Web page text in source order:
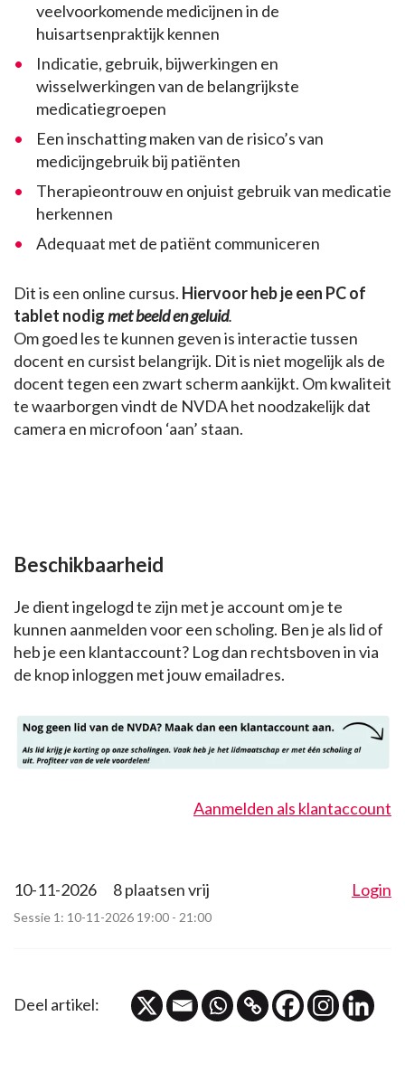
veelvoorkomende medicijnen in de
huisartsenpraktijk kennen
Indicatie, gebruik, bijwerkingen en
wisselwerkingen van de belangrijkste
medicatiegroepen
Een inschatting maken van de risico’s van
medicijngebruik bij patiënten
Therapieontrouw en onjuist gebruik van medicatie
herkennen
Adequaat met de patiënt communiceren
Dit is een online cursus. Hiervoor heb je een PC of
tablet nodigmet beeld en geluid.
Om goed les te kunnen geven is interactie tussen
docent en cursist belangrijk. Dit is niet mogelijk als de
docent tegen een zwart scherm aankijkt. Om kwaliteit
te waarborgen vindt de NVDA het noodzakelijk dat
camera en microfoon ‘aan’ staan.
Beschikbaarheid
Je dient ingelogd te zijn met je account om je te
kunnen aanmelden voor een scholing. Ben je als lid of
heb je een klantaccount? Log dan rechtsboven in via
de knop inloggen met jouw emailadres.
Aanmelden als klantaccount
10-11-2026 8 plaatsen vrij Login
Sessie 1: 10-11-2026 19:00 - 21:00
Deel artikel: